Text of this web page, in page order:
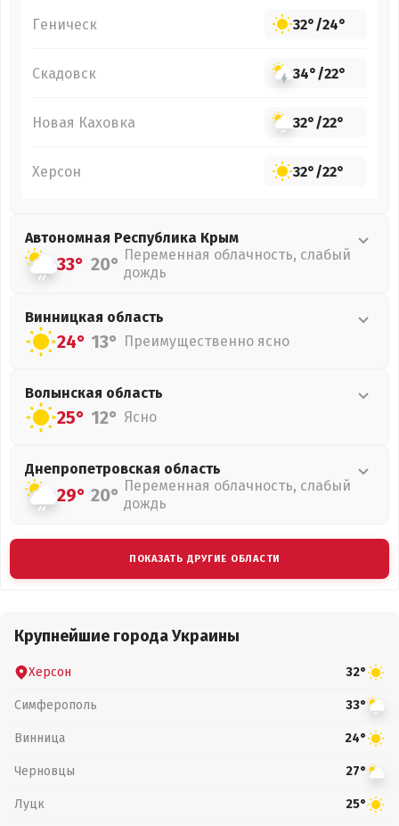
Геническ 32°/24°
Скадовск 34°/22°
Новая Каховка 32°/22°
Херсон 32°/22°
Автономная Республика Крым
33° 20° Переменная облачность, слабый
дождь
Винницкая область
24° 13° Преимущественно ясно
Волынская область
25° 12° Ясно
Днепропетровская область
29° 20° Переменная облачность, слабый
дождь
ПОКАЗАТЬ ДРУГИЕ ОБЛАСТИ
Крупнейшие города Украины
Херсон 32°
Симферополь 33°
Винница 24°
Черновцы 27°
Луцк 25°